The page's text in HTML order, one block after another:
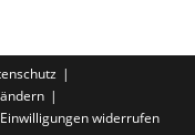
Einwilligungen widerrufen